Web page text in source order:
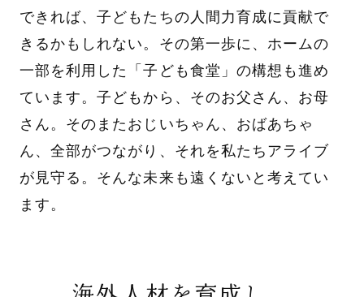
できれば、子どもたちの人間力育成に貢献で
きるかもしれない。その第一歩に、ホームの
一部を利用した「子ども食堂」の構想も進め
ています。子どもから、そのお父さん、お母
さん。そのまたおじいちゃん、おばあちゃ
ん、全部がつながり、それを私たちアライブ
が見守る。そんな未来も遠くないと考えてい
ます。